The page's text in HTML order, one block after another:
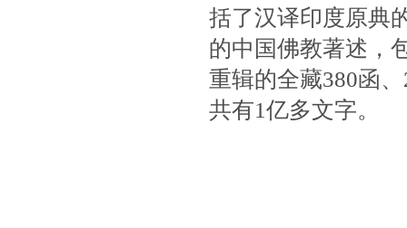
括了汉译印度原典
的中国佛教著述，
重辑的全藏380函
共有1亿多文字。